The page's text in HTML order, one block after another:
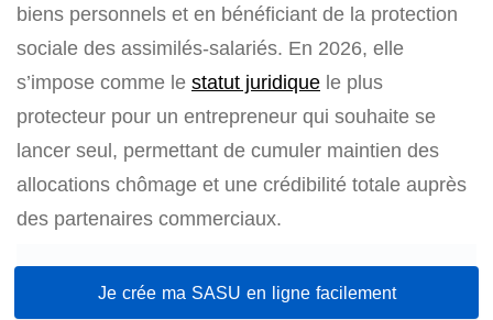
biens personnels et en bénéficiant de la protection
sociale des assimilés-salariés. En 2026, elle
s’impose comme le statut juridique le plus
protecteur pour un entrepreneur qui souhaite se
lancer seul, permettant de cumuler maintien des
allocations chômage et une crédibilité totale auprès
des partenaires commerciaux.
Je crée ma SASU en ligne facilement